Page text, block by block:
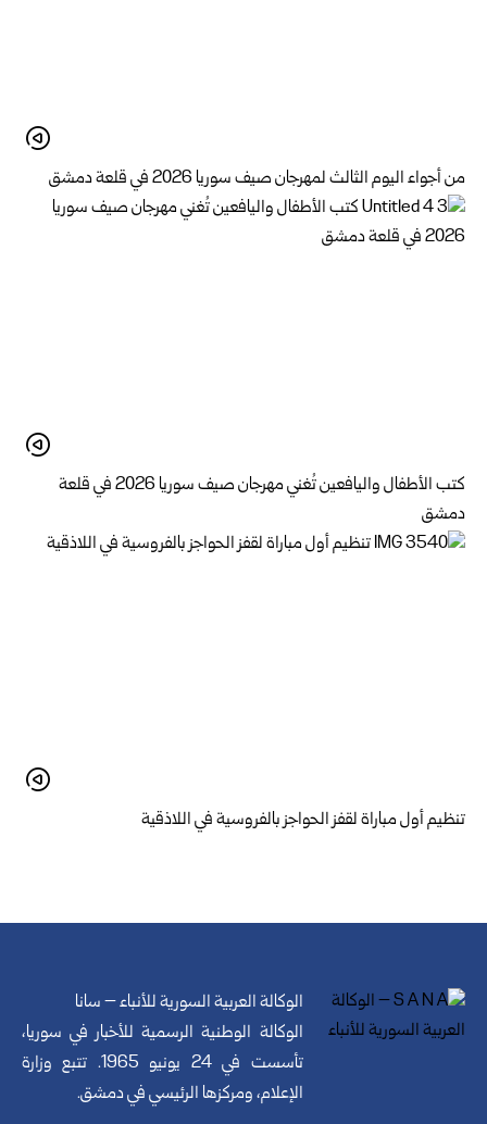
من أجواء اليوم الثالث لمهرجان صيف سوريا 2026 في قلعة دمشق
كتب الأطفال واليافعين تُغني مهرجان صيف سوريا 2026 في قلعة
دمشق
تنظيم أول مباراة لقفز الحواجز بالفروسية في اللاذقية
الوكالة العربية السورية للأنباء – سانا
الوكالة الوطنية الرسمية للأخبار في سوريا،
تأسست في 24 يونيو 1965. تتبع وزارة
الإعلام، ومركزها الرئيسي في دمشق.